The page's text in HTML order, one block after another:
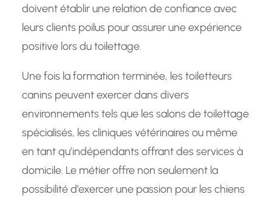
doivent établir une relation de confiance avec
leurs clients poilus pour assurer une expérience
positive lors du toilettage.
Une fois la formation terminée, les toiletteurs
canins peuvent exercer dans divers
environnements tels que les salons de toilettage
spécialisés, les cliniques vétérinaires ou même
en tant qu’indépendants offrant des services à
domicile. Le métier offre non seulement la
possibilité d’exercer une passion pour les chiens